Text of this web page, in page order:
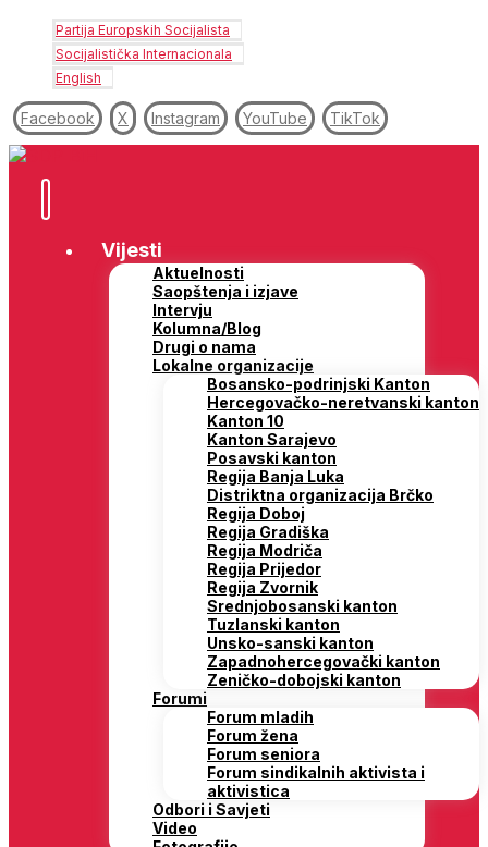
Partija Europskih Socijalista
Socijalistička Internacionala
English
Facebook X Instagram YouTube TikTok
Vijesti
Aktuelnosti
Saopštenja i izjave
Intervju
Kolumna/Blog
Drugi o nama
Lokalne organizacije
Bosansko-podrinjski Kanton
Hercegovačko-neretvanski kanton
Kanton 10
Kanton Sarajevo
Posavski kanton
Regija Banja Luka
Distriktna organizacija Brčko
Regija Doboj
Regija Gradiška
Regija Modriča
Regija Prijedor
Regija Zvornik
Srednjobosanski kanton
Tuzlanski kanton
Unsko-sanski kanton
Zapadnohercegovački kanton
Zeničko-dobojski kanton
Forumi
Forum mladih
Forum žena
Forum seniora
Forum sindikalnih aktivista i
aktivistica
Odbori i Savjeti
Video